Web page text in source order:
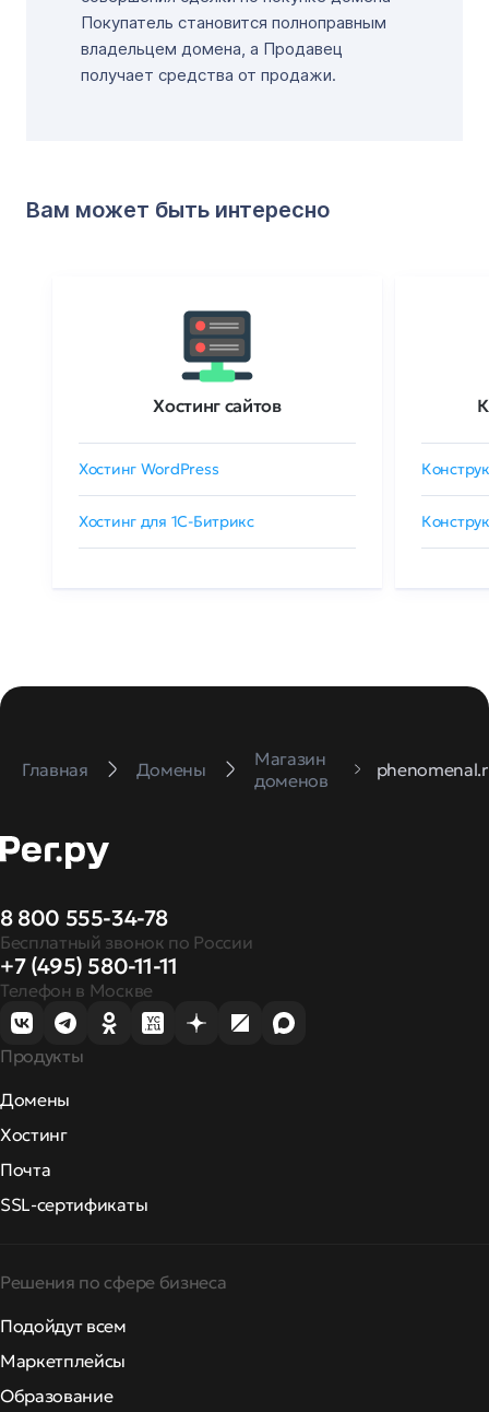
Покупатель становится полноправным
владельцем домена, а Продавец
получает средства от продажи.
Вам может быть интересно
Хостинг сайтов
Хостинг WordPress
Хостинг для 1C-Битрикс
Главная Домены
Магазин
доменов
8 800 555-34-78
Бесплатный звонок по России
+7 (495) 580-11-11
Телефон в Москве
Продукты
Домены
Хостинг
Почта
SSL-сертификаты
Решения по сфере бизнеса
Подойдут всем
Маркетплейсы
Образование